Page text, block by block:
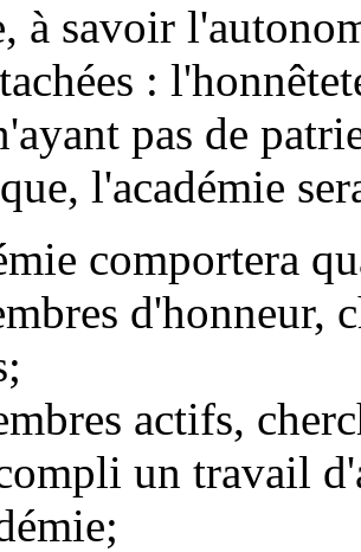
à savoir
:
pas de
l'académie
comportera
d'honneur,
actifs,
un travail